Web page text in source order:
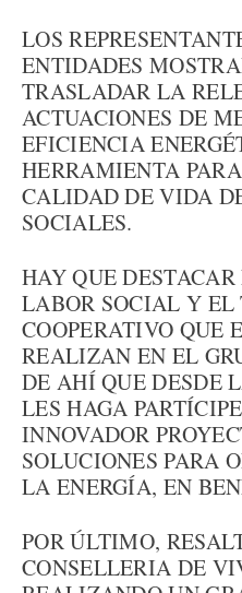
LOS
ENTIDADES
TRASLADAR LA
ACTUACIONES DE
EFICIENCIA
HERRAMIENTA
CALIDAD DE VIDA
SOCIALES.
HAY QUE
LABOR SOCIAL Y EL
COOPERATIVO QUE
REALIZAN EN EL
DE AHÍ QUE DESDE
LES HAGA
INNOVADOR
SOLUCIONES PARA
LA ENERGÍA, EN
POR ÚLTIMO,
CONSELLERIA DE